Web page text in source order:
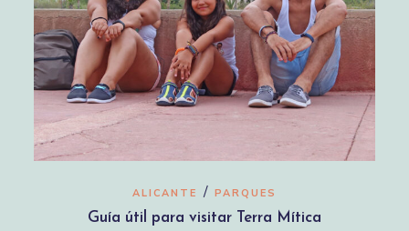
ALICANTE / PARQUES
Guía útil para visitar Terra Mítica